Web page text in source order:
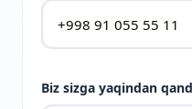
Biz sizga yaqindan